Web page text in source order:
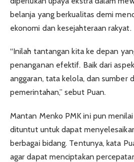
belanja yang berkualitas demi
ekonomi dan kesejahteraan rakyat.
“Inilah tantangan kita ke depan
penanganan efektif. Baik dari
anggaran, tata kelola, dan sumber
pemerintahan,” sebut Puan.
Mantan Menko PMK ini pun
dituntut untuk dapat
berbagai bidang. Tentunya, kata
agar dapat menciptakan